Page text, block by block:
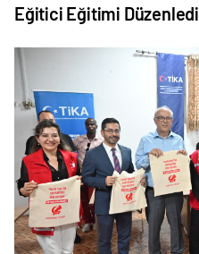
Eğitici Eğitimi Düzenledi